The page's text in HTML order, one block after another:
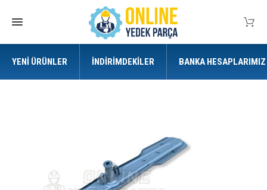
YENI ÜRÜNLER İNDIRIMDEKILER BANKA HESAPLARIMIZ